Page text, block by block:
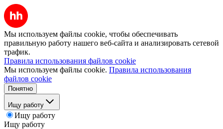
Мы используем файлы cookie, чтобы обеспечивать
правильную работу нашего веб-сайта и анализировать сетевой
трафик.
Правила использования файлов cookie
Мы используем файлы cookie. Правила использования
файлов cookie
Понятно
Ищу работу
Ищу работу
Ищу работу